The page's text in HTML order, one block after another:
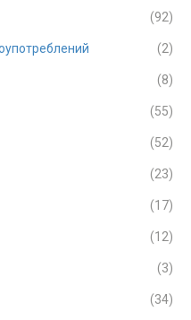
(92)
(2)
(8)
(55)
(52)
(23)
(17)
(12)
(3)
(34)